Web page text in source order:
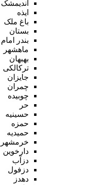
اندیمشک
ایذه
باغ ملک
بستان
بندر
ماهشهر
بهبهان
ترکالکی
جایزان
چمران
چوبیده
حر
حسینیه
حمزه
حمیدیه
خرمشهر
دارخوین
دزآب
دزفول
دهدز